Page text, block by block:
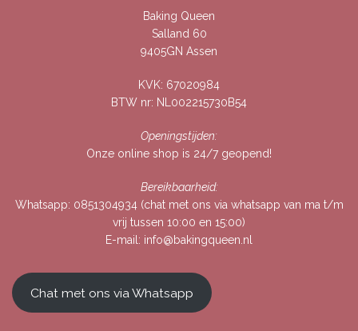
Baking Queen
Salland 60
9405GN Assen
KVK: 67020984
BTW nr: NL002215730B54
Openingstijden:
Onze online shop is 24/7 geopend!
Bereikbaarheid:
Whatsapp: 0851304934(chat met ons via whatsapp van ma t/m
vrij tussen 10:00 en 15:00)
E-mail: info@bakingqueen.nl
Chat met ons via Whatsapp